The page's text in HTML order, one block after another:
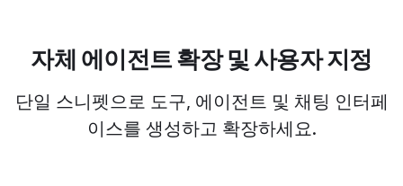
자체 에이전트 확장 및 사용자 지정
단일 스니펫으로 도구, 에이전트 및 채팅 인터페
이스를 생성하고 확장하세요.